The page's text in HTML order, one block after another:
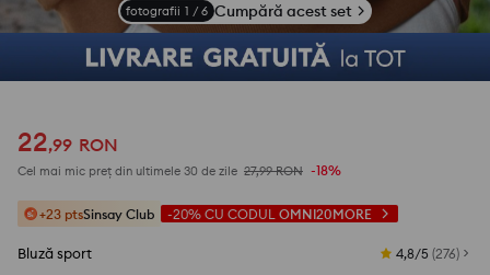
fotografii 1 / 6 Cumpără acest set
22,99 RON
Cel mai mic preț din ultimele 30 de zile 27,99 RON -18%
+23 ptsSinsay Club -20% CU CODUL OMNI20MORE
Bluză sport 4,8/5 (276)